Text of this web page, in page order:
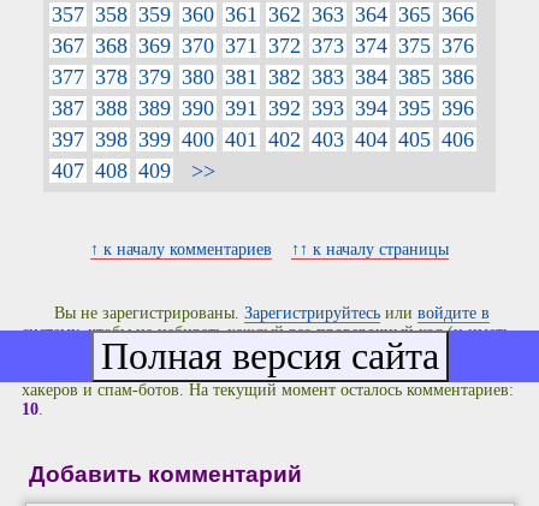
357 358 359 360 361 362 363 364 365 366
367 368 369 370 371 372 373 374 375 376
377 378 379 380 381 382 383 384 385 386
387 388 389 390 391 392 393 394 395 396
397 398 399 400 401 402 403 404 405 406
407 408 409 >>
↑ к началу комментариев ↑↑ к началу страницы
Вы не зарегистрированы.Зарегистрируйтесь иливойдите в
систему, чтобы не набирать каждый раз проверочный код (и иметь
другие приятные функции на сайте). Действует суточный лимит
анонимных комментариев для защиты от троллей, школоло-
хакеров и спам-ботов. На текущий момент осталось комментариев:
10.
Добавить комментарий